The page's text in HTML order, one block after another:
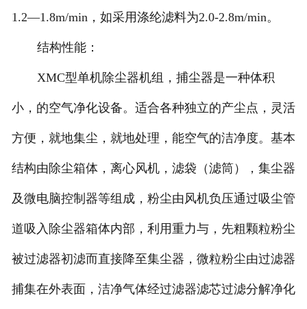
1.2—1.8m/min，如采用涤纶滤料为2.0-2.8m/min。
结构性能：
XMC型单机除尘器机组，捕尘器是一种体积
小，的空气净化设备。适合各种独立的产尘点，灵活
方便，就地集尘，就地处理，能空气的洁净度。基本
结构由除尘箱体，离心风机，滤袋（滤筒），集尘器
及微电脑控制器等组成，粉尘由风机负压通过吸尘管
道吸入除尘器箱体内部，利用重力与，先粗颗粒粉尘
被过滤器初滤而直接降至集尘器，微粒粉尘由过滤器
捕集在外表面，洁净气体经过滤器滤芯过滤分解净化